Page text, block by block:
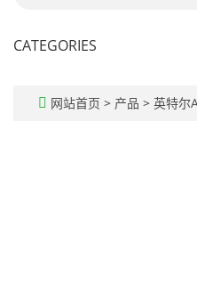
CATEGORIES
网站首页 > 产品 > 英特尔